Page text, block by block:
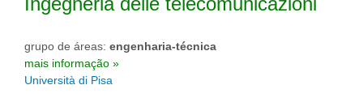
grupo de áreas: engenharia-técnica
mais informação »
Università di Pisa